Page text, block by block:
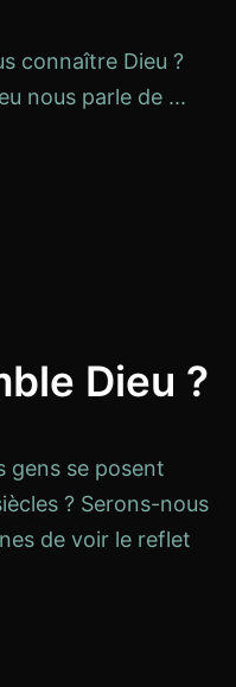
connaître Dieu ?
nous parle de ...
Dieu ?
gens se posent
? Serons-nous
de voir le reflet